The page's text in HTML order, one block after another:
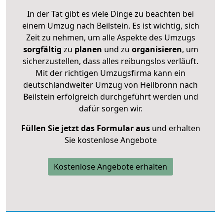
In der Tat gibt es viele Dinge zu beachten bei
einem Umzug nach Beilstein. Es ist wichtig, sich
Zeit zu nehmen, um alle Aspekte des Umzugs
sorgfältig zu planen und zu organisieren, um
sicherzustellen, dass alles reibungslos verläuft.
Mit der richtigen Umzugsfirma kann ein
deutschlandweiter Umzug von Heilbronn nach
Beilstein erfolgreich durchgeführt werden und
dafür sorgen wir.
Füllen Sie jetzt das Formular ausund erhalten
Sie kostenlose Angebote
Kostenlose Angebote erhalten